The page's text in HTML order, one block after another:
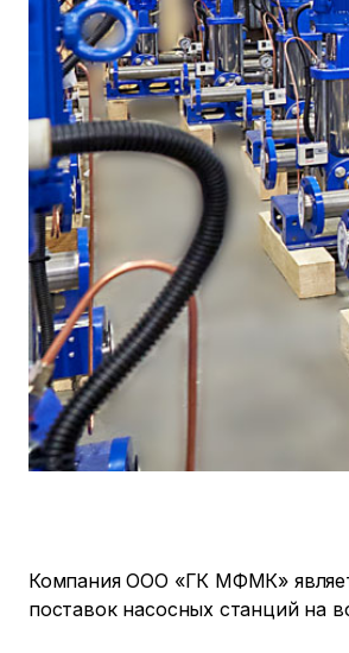
Компания ООО «ГК МФМК»
поставок насосных станций на